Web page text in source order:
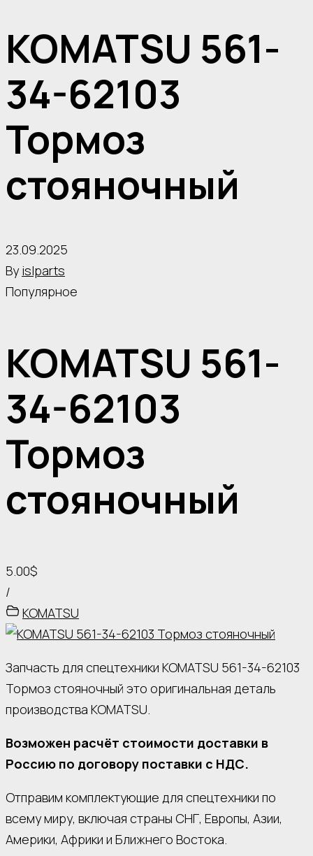
KOMATSU 561-
34-62103
Тормоз
стояночный
23.09.2025
By islparts
Популярное
KOMATSU 561-
34-62103
Тормоз
стояночный
5.00$
/
KOMATSU
Запчасть для спецтехники KOMATSU 561-34-62103
Тормоз стояночный это оригинальная деталь
производства KOMATSU.
Возможен расчёт стоимости доставки в
Россию по договору поставки с НДС.
Отправим комплектующие для спецтехники по
всему миру, включая страны СНГ, Европы, Азии,
Америки, Африки и Ближнего Востока.